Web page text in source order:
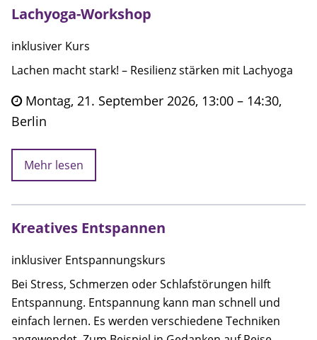
Lachyoga-Workshop
inklusiver Kurs
Lachen macht stark! – Resilienz stärken mit Lachyoga
Montag, 21. September 2026, 13:00 – 14:30,
Berlin
Mehr lesen
Kreatives Entspannen
inklusiver Entspannungskurs
Bei Stress, Schmerzen oder Schlafstörungen hilft
Entspannung. Entspannung kann man schnell und
einfach lernen. Es werden verschiedene Techniken